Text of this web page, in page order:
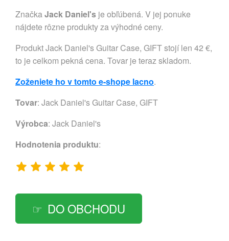
ZnačkaJack Daniel's je obľúbená. V jej ponuke
nájdete rôzne produkty za výhodné ceny.
Produkt Jack Daniel's Guitar Case, GIFT stojí len 42 €,
to je celkom pekná cena. Tovar je teraz skladom.
Zoženiete ho v tomto e-shope lacno.
Tovar: Jack Daniel's Guitar Case, GIFT
Výrobca: Jack Daniel's
Hodnotenia produktu:
DO OBCHODU